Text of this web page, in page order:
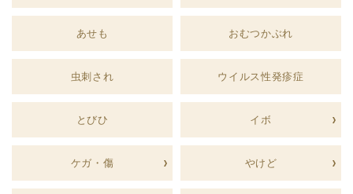
あせも おむつかぶれ
虫刺され ウイルス性発疹症
とびひ イボ
ケガ・傷 やけど